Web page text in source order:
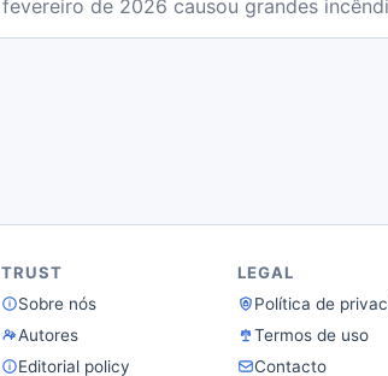
fevereiro de 2026 causou grandes
no porto estratégico de Taman da...
TRUST
Sobre nós
Autores
Editorial policy
LEGAL
Política de
Termos de uso
Contacto